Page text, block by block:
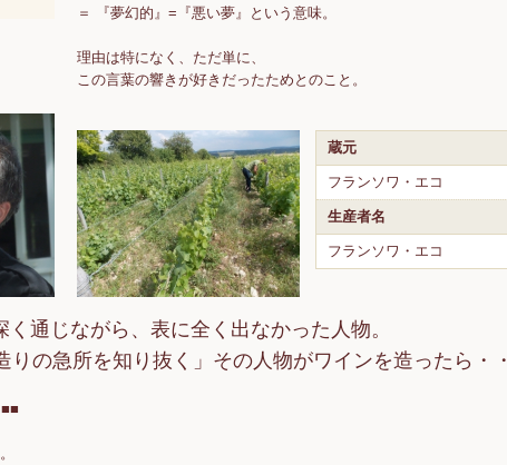
＝ 『夢幻的』=『悪い夢』という意味。
理由は特になく、ただ単に、
この言葉の響きが好きだったためとのこと。
蔵元
フランソワ・エコ
生産者名
フランソワ・エコ
通じながら、表に全く出なかった人物。
りの急所を知り抜く」その人物がワインを造ったら・・